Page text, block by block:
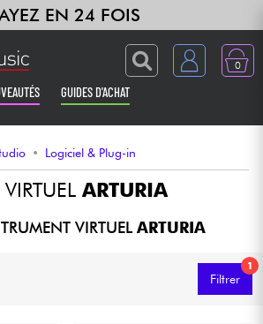
EN 24 FOIS
0
GUIDES D'ACHAT
• Logiciel & Plug-in
ARTURIA
VIRTUEL ARTURIA
1
Filtrer